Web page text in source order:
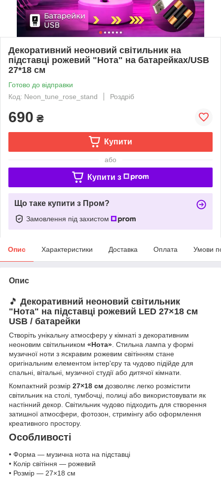
Декоративний неоновий світильник на
підставці рожевий "Нота" на батарейках/USB
27*18 см
Готово до відправки
Код: Neon_tune_rose_stand
Роздріб
690 ₴
Купити
або
Купити з
Що таке купити з Пром?
Замовлення під захистом
Опис Характеристики Доставка Оплата Умови
Опис
🎵 Декоративний неоновий світильник
"Нота" на підставці рожевий LED 27×18 см
USB / батарейки
Створіть унікальну атмосферу у кімнаті з декоративним
неоновим світильником «Нота» . Стильна лампа у формі
музичної ноти з яскравим рожевим світінням стане
оригінальним елементом інтер'єру та чудово підійде для
спальні, вітальні, музичної студії або дитячої кімнати.
Компактний розмір 27×18 см дозволяє легко розмістити
світильник на столі, тумбочці, полиці або використовувати як
настінний декор. Світильник чудово підходить для створення
затишної атмосфери, фотозон, стримінгу або оформлення
креативного простору.
Особливості
• Форма — музична нота на підставці
• Колір світіння — рожевий
• Розмір — 27×18 см